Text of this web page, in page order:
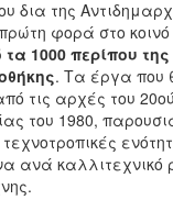
δια της
φορά στο κοινό
1000 περίπου
. Τα έργα που
τις αρχές του
του 1980,
ανά καλλιτεχνικό